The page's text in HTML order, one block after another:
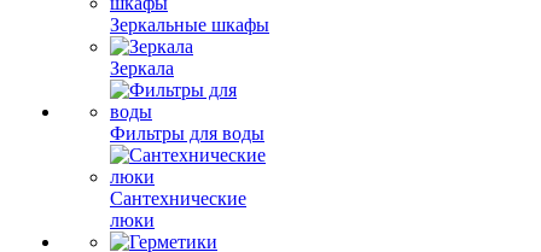
Зеркальные шкафы
Зеркала
Фильтры для воды
Сантехнические
люки